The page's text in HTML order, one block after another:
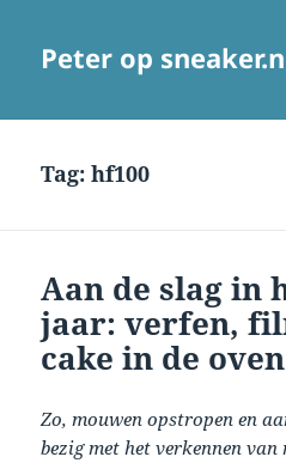
Peter op
Tag:hf100
Aan de slag in
jaar: verfen,
cake in de oven
Zo, mouwen opstropen en
bezig met het verkennen